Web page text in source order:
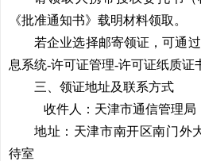
《批准通知书》载明材料领取。
若企业选择邮寄领证，可通
息系统-许可证管理-许可证纸质证
三、 领证地址及联系方式
收件人：天津市通信管理局
地址：天津市南开区南门外
待室